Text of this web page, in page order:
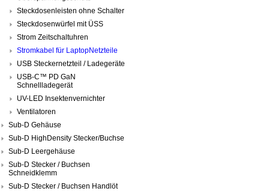
Steckdosenleisten ohne Schalter
Steckdosenwürfel mit ÜSS
Strom Zeitschaltuhren
Stromkabel für LaptopNetzteile
USB Steckernetzteil / Ladegeräte
USB-C™ PD GaN
Schnellladegerät
UV-LED Insektenvernichter
Ventilatoren
Sub-D Gehäuse
Sub-D HighDensity Stecker/Buchse
Sub-D Leergehäuse
Sub-D Stecker / Buchsen
Schneidklemm
Sub-D Stecker / Buchsen Handlöt